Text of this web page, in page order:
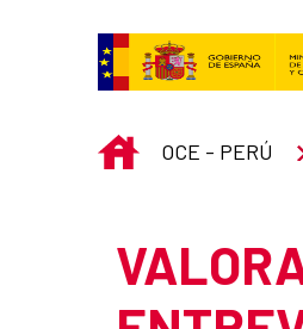
INICIO
OCE - PERÚ